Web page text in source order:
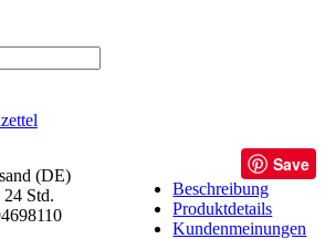
(DE)
24 Std.
Save
Beschreibung
Produktdetails
Kundenmeinungen